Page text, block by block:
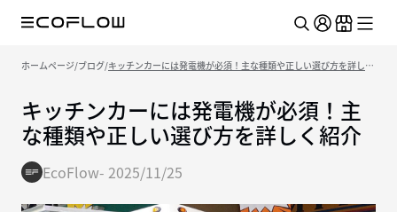
ホームページ/ブログ/キッチンカーには発電機が必須！主な種類や正しい選び方を詳しく
キッチンカーには発電機が必須！主
な種類や正しい選び方を詳しく紹介
EcoFlow- 2025/11/25